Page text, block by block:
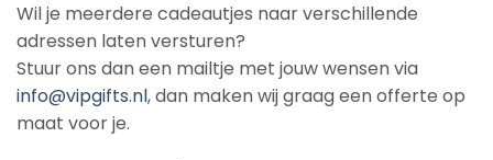
Wil je meerdere cadeautjes naar verschillende
adressen laten versturen?
Stuur ons dan een mailtje met jouw wensen via
info@vipgifts.nl, dan maken wij graag een offerte op
maat voor je.